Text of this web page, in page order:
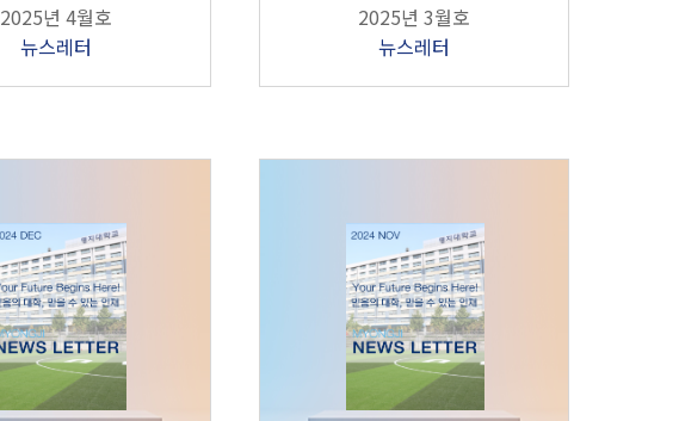
2025년 4월호
뉴스레터
2025년 3월호
뉴스레터